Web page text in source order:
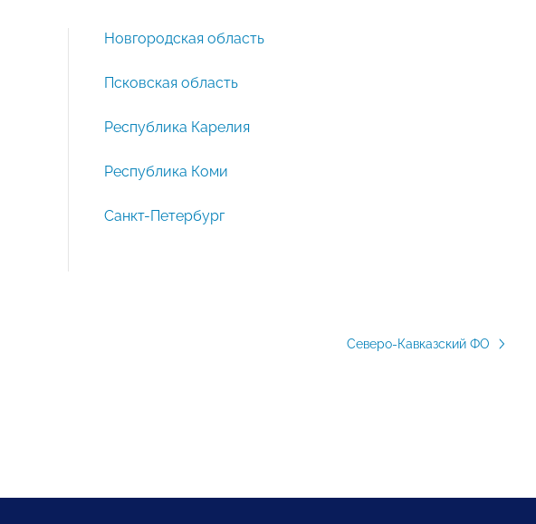
Новгородская область
Псковская область
Республика Карелия
Республика Коми
Санкт-Петербург
Северо-Кавказский ФО